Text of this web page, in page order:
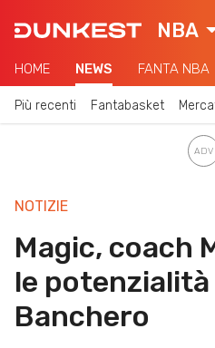
NBA
HOME NEWS FANTA NBA
Più recenti Fantabasket
NOTIZIE
Magic, coach
le potenzialità
Banchero